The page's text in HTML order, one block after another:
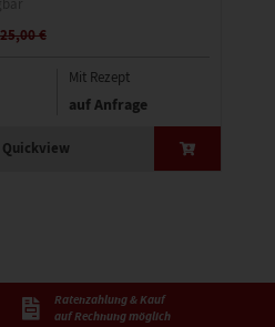
€
Mit Rezept
auf Anfrage
Quickview
Ratenzahlung & Kauf
auf Rechnung möglich